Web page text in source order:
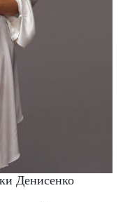
Денисенко